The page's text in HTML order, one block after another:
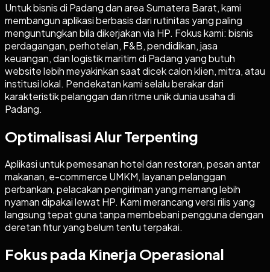
Untuk bisnis di Padang dan area Sumatera Barat, kami
membangun aplikasi berbasis dari rutinitas yang paling
menguntungkan bila dikerjakan via HP. Fokus kami: bisnis
perdagangan, perhotelan, F&B, pendidikan, jasa
keuangan, dan logistik maritim di Padang yang butuh
website lebih meyakinkan saat dicek calon klien, mitra, atau
institusi lokal. Pendekatan kami selalu berakar dari
karakteristik pelanggan dan ritme unik dunia usaha di
Padang.
Optimalisasi Alur Terpenting
Aplikasi untuk pemesanan hotel dan restoran, pesan antar
makanan, e-commerce UMKM, layanan pelanggan
perbankan, pelacakan pengiriman yang memang lebih
nyaman dipakai lewat HP. Kami merancang versi rilis yang
langsung tepat guna tanpa membebani pengguna dengan
deretan fitur yang belum tentu terpakai.
Fokus pada Kinerja Operasional